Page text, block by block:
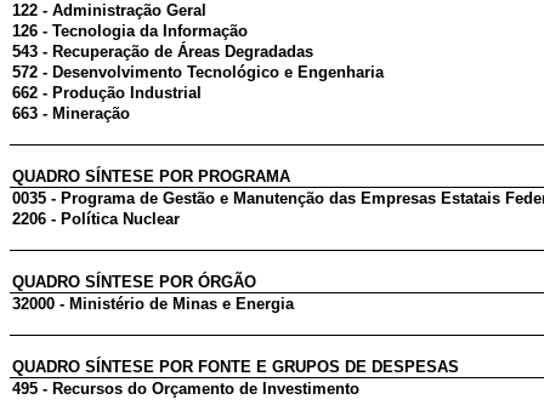
122 - Administração Geral
126 - Tecnologia da Informação
543 - Recuperação de Áreas Degradadas
572 - Desenvolvimento Tecnológico e Engenharia
662 - Produção Industrial
663 - Mineração
QUADRO SÍNTESE POR PROGRAMA
0035 - Programa de Gestão e Manutenção das Empresas Estatais
2206 - Política Nuclear
QUADRO SÍNTESE POR ÓRGÃO
32000 - Ministério de Minas e Energia
QUADRO SÍNTESE POR FONTE E GRUPOS DE DESPESAS
495 - Recursos do Orçamento de Investimento